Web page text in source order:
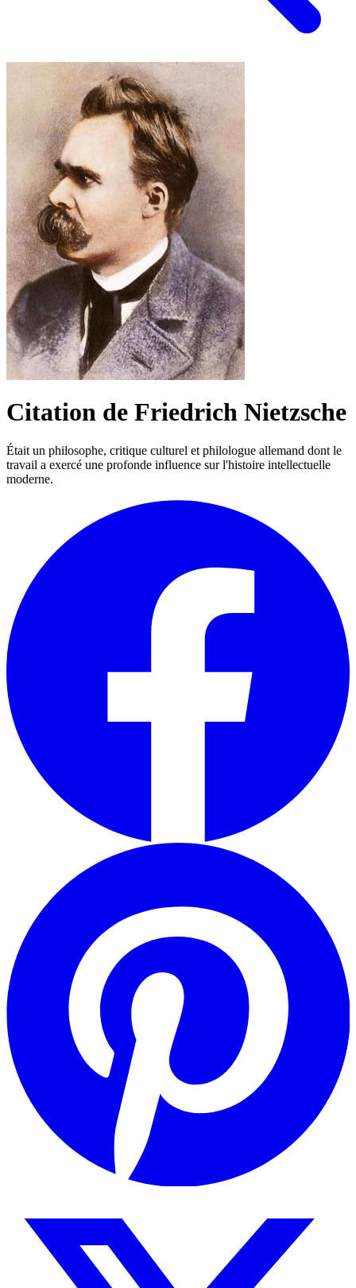
Citation de Friedrich Nietzsche
Était un philosophe, critique culturel et philologue allemand dont le
travail a exercé une profonde influence sur l'histoire intellectuelle
moderne.